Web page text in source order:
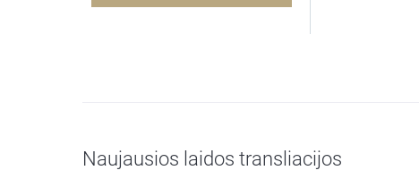
Naujausios laidos transliacijos